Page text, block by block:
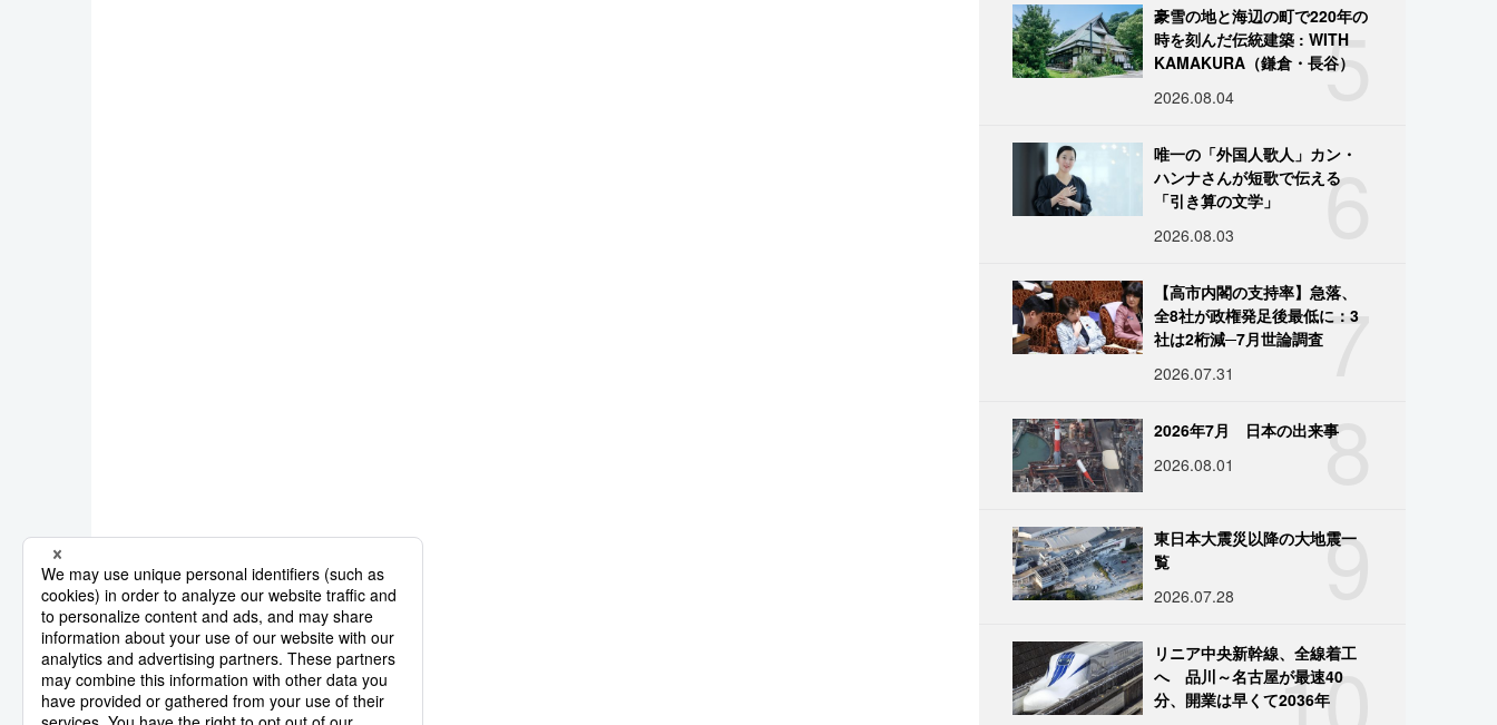
5
豪雪の地と海辺の町で220年の
時を刻んだ伝統建築 : WITH
KAMAKURA（鎌倉・長谷）
2026.08.04
6
唯一の「外国人歌人」カン・
ハンナさんが短歌で伝える
「引き算の文学」
2026.08.03
7
【高市内閣の支持率】急落、
全8社が政権発足後最低に：3
社は2桁減─7月世論調査
2026.07.31
8
2026年7月 日本の出来事
2026.08.01
9
東日本大震災以降の大地震一
覧
2026.07.28
10
リニア中央新幹線、全線着工
へ 品川～名古屋が最速40
分、開業は早くて2036年